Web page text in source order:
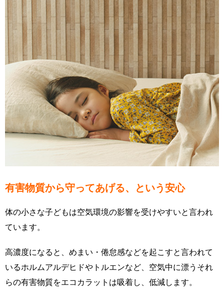
有害物質から守ってあげる、という安心
体の小さな子どもは空気環境の影響を受けやすいと言われ
ています。
高濃度になると、めまい・倦怠感などを起こすと言われて
いるホルムアルデヒドやトルエンなど、空気中に漂うそれ
らの有害物質をエコカラットは吸着し、低減します。